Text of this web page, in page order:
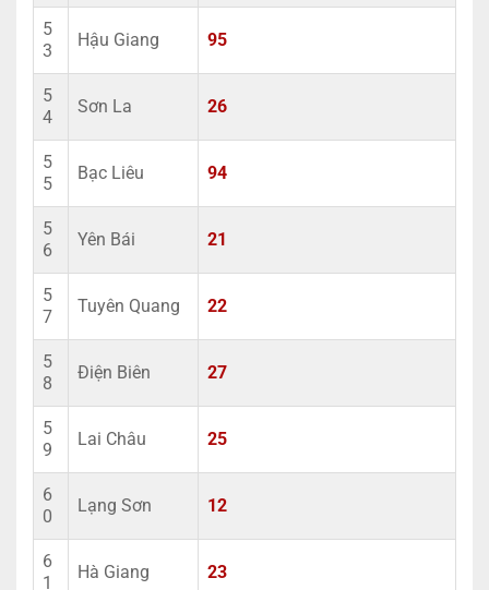
5
3
Hậu Giang 95
5
4
Sơn La 26
5
5
Bạc Liêu 94
5
6
Yên Bái 21
5
7
Tuyên Quang 22
5
8
Điện Biên 27
5
9
Lai Châu 25
6
0
Lạng Sơn 12
6
1
Hà Giang 23